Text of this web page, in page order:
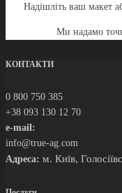
Надішліть ваш макет
Ми надамо
КОНТАКТИ
0 800 750 385
+38 093 130 12 70
e-mail:
info@true-ag.com
Адреса: м. Київ,